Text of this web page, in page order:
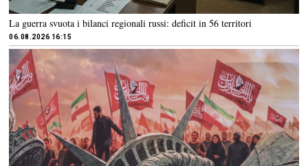
La guerra svuota i bilanci regionali russi: deficit in 56 territori
06.08.2026 16:15